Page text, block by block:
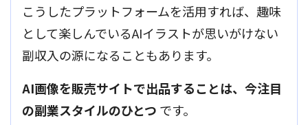
こうしたプラットフォームを活用すれば、趣味
として楽しんでいるAIイラストが思いがけない
副収入の源になることもあります。
AI画像を販売サイトで出品することは、今注目
の副業スタイルのひとつ です。